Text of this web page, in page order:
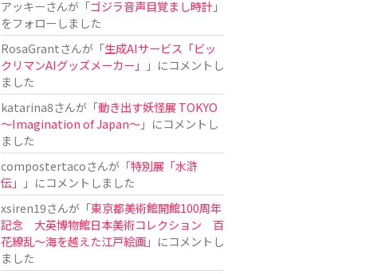
アッキーさんが「ゴジラ音声目覚まし時計」
をフォローしました
RosaGrantさんが「生成AIサービス「ビッ
クリマンAIグッズメーカー」
」にコメントし
ました
katarina8さんが「動き出す妖怪展 TOKYO
〜Imagination of Japan〜」にコメントし
ました
compostertacoさんが「特別展「水滸
伝」
」にコメントしました
xsiren19さんが「東京都美術館開館100周年
記念 大英博物館日本美術コレクション 百
花繚乱～海を越えた江戸絵画」にコメントし
ました